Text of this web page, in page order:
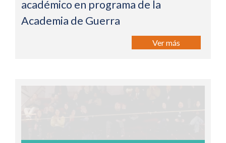
académico en programa de la
Academia de Guerra
Ver más